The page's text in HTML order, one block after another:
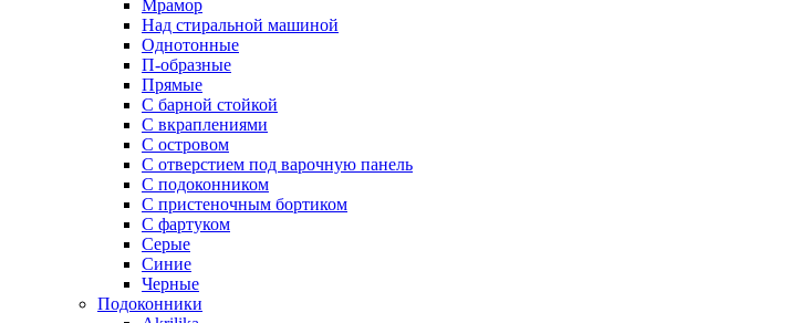
Мрамор
Над стиральной машиной
Однотонные
П-образные
Прямые
С барной стойкой
С вкраплениями
С островом
С отверстием под варочную панель
С подоконником
С пристеночным бортиком
С фартуком
Серые
Синие
Черные
Подоконники